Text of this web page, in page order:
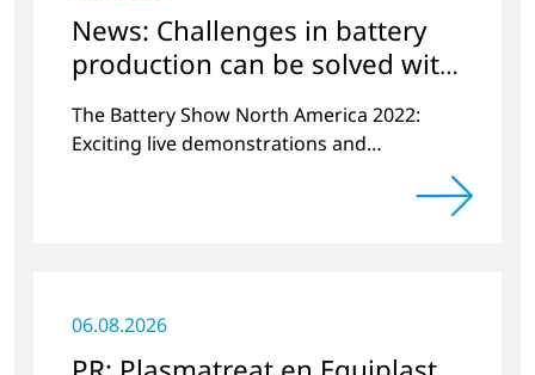
News: Challenges in battery
production can be solved with
plasma
The Battery Show North America 2022:
Exciting live demonstrations and
battery cell manufacturing and plasma
06.08.2026